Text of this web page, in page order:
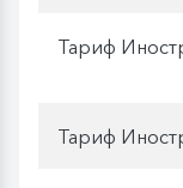
Тариф
Тариф